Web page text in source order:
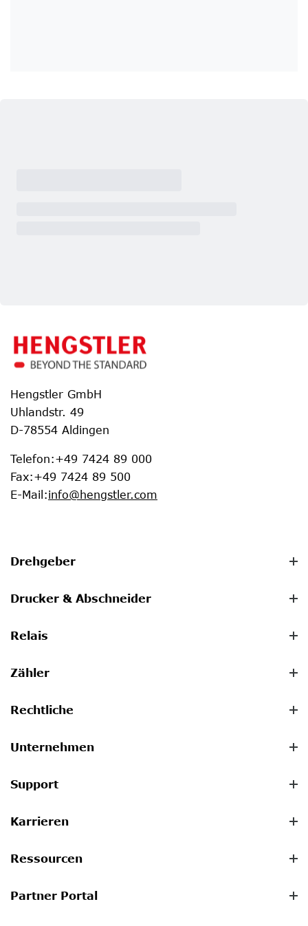
Hengstler GmbH
Uhlandstr. 49
D-78554 Aldingen
Telefon:+49 7424 89 000
Fax:+49 7424 89 500
E-Mail :info@hengstler.com
Drehgeber
Drucker & Abschneider
Relais
Zähler
Rechtliche
Unternehmen
Support
Karrieren
Ressourcen
Partner Portal